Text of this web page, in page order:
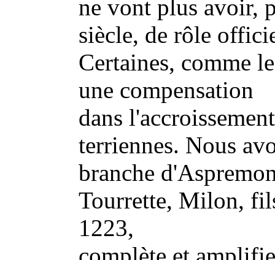
ne vont plus avoir,
siècle, de rôle
Certaines, comme
une compensation
dans
terriennes. Nous
branche
Tourrette, Milon,
1223,